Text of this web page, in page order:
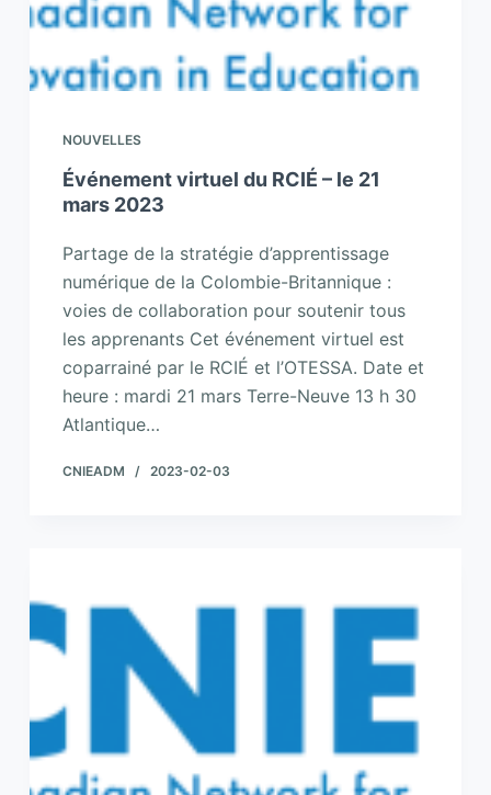
NOUVELLES
Événement virtuel du RCIÉ – le 21
mars 2023
Partage de la stratégie d’apprentissage
numérique de la Colombie-Britannique :
voies de collaboration pour soutenir tous
les apprenants Cet événement virtuel est
coparrainé par le RCIÉ et l’OTESSA. Date et
heure : mardi 21 mars Terre-Neuve 13 h 30
Atlantique…
CNIEADM 2023-02-03